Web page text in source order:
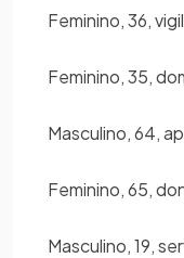
Feminino, 36,
Feminino, 35,
Masculino, 64,
Feminino, 65,
Masculino, 19,